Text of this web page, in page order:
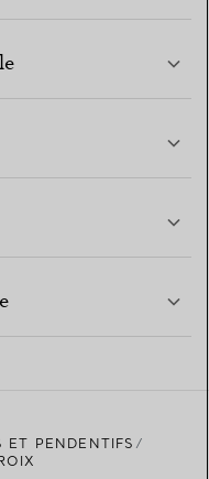
ET PENDENTIFS